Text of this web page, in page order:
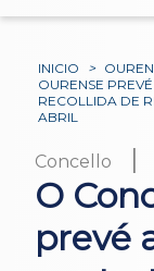
INICIO >
OURENSE
RECOLLIDA DE
ABRIL
Concello |
O
prevé